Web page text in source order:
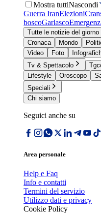
Mostra tuttiNascondi
Guerra IranElezioni
boscoGarlasco
Tutte le notizie del giorno
Cronaca
Mondo
Video
Foto
Tv & Spettacolo
Lifestyle
Oroscopo
Speciali
Chi siamo
Seguici anche su
Area personale
Help e Faq
Info e contatti
Termini del servizio
Utilizzo dati e privacy
Cookie Policy